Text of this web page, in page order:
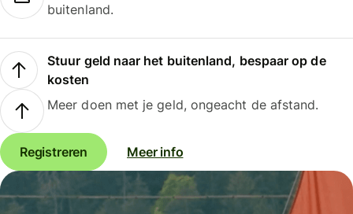
buitenland.
Stuur geld naar het buitenland, bespaar op de
kosten
Meer doen met je geld, ongeacht de afstand.
Registreren Meer info